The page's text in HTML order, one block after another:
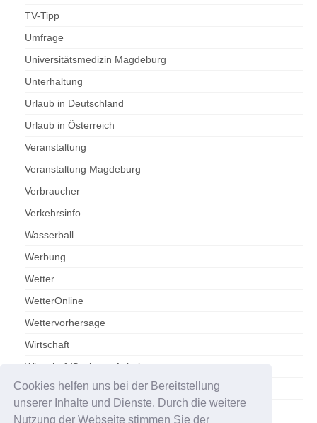
Cookies helfen uns bei der Bereitstellung
unserer Inhalte und Dienste. Durch die weitere
Nutzung der Webseite stimmen Sie der
TV-Tipp
Umfrage
Universitätsmedizin Magdeburg
Unterhaltung
Urlaub in Deutschland
Urlaub in Österreich
Veranstaltung
Veranstaltung Magdeburg
Verbraucher
Verkehrsinfo
Wasserball
Werbung
Wetter
WetterOnline
Wettervorhersage
Wirtschaft
Wirtschaft/Sachsen-Anhalt
Zoo Magdeburg